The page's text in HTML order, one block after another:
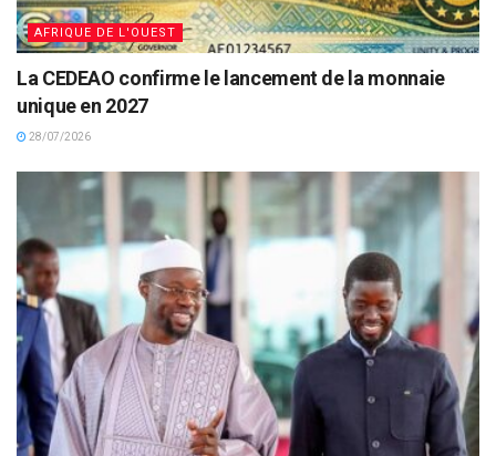
AFRIQUE DE L'OUEST
La CEDEAO confirme le lancement de la monnaie
unique en 2027
28/07/2026